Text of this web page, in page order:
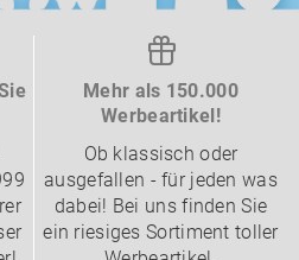
Mehr als 150.000
Werbeartikel!
Ob klassisch oder
ausgefallen - für jeden was
dabei! Bei uns finden Sie
ein riesiges Sortiment toller